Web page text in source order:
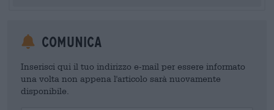
Comunica
Inserisci qui il tuo indirizzo e-mail per essere informato
una volta non appena l'articolo sarà nuovamente
disponibile.